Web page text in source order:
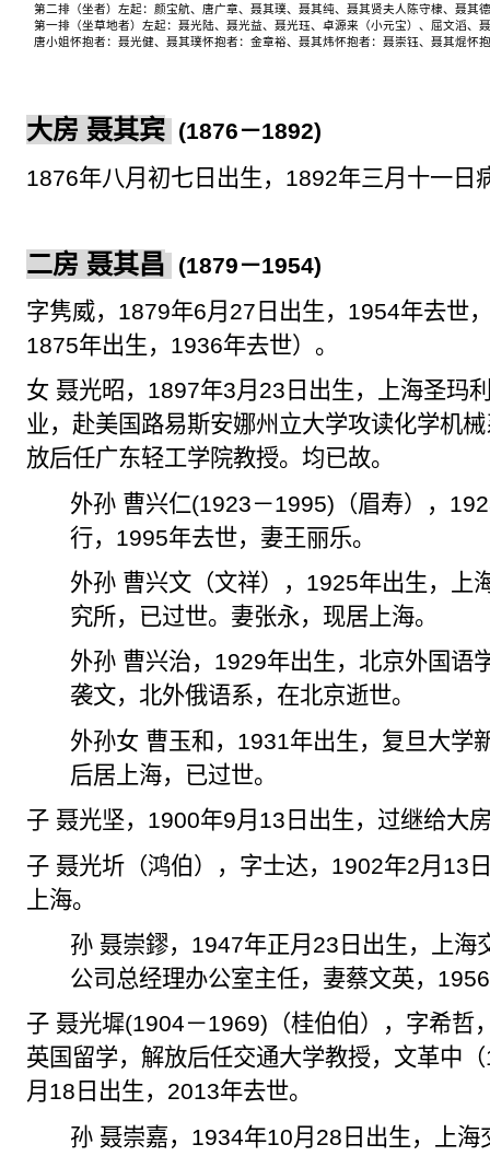
第二排（坐者）左起：颜宝航、唐广章、聂其璞、聂其纯、聂其贤夫人陈守棣、聂其
第一排（坐草地者）左起：聂光陆、聂光益、聂光珏、卓源来（小元宝）、屈文滔
唐小姐怀抱者：聂光健、聂其璞怀抱者：金章裕、聂其炜怀抱者：聂崇钰、聂其焜怀
大房 聂其宾 (1876－1892)
1876年八月初七日出生， 1892年三月十一日
二房 聂其昌 (1879－1954)
字隽威， 1879年6月 27 日出生， 1954年去世
1875年出生， 1936年去世）。
女 聂光昭， 1897年3月 23 日出生，上海圣玛
业，赴美国路易斯安娜州立大学攻读化学机
放后任广东轻工学院教授。均已故。
外孙 曹兴仁(1923－1995) （眉寿），
行， 1995年去世，妻王丽乐。
外孙 曹兴文（文祥）， 1925年出生，上
究所，已过世。妻张永，现居上海。
外孙 曹兴治， 1929年出生，北京外国语
袭文，北外俄语系，在北京逝世。
外孙女 曹玉和， 1931年出生，复旦大学
后居上海，已过世。
子 聂光坚， 1900年9月 13 日出生，过继给大
子 聂光圻（鸿伯），字士达， 1902年2月 13
上海。
孙 聂崇鏐， 1947年正月 23 日出生，上海
公司总经理办公室主任，妻蔡文英， 1956
子 聂光墀(1904－1969) （桂伯伯），字希哲
英国留学，解放后任交通大学教授，文革中（
月 18 日出生， 2013年去世。
孙 聂崇嘉， 1934年10月 28 日出生，上